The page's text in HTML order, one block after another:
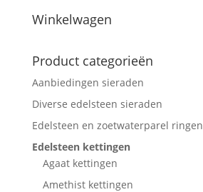
Winkelwagen
Product categorieën
Aanbiedingen sieraden
Diverse edelsteen sieraden
Edelsteen en zoetwaterparel ringen
Edelsteen kettingen
Agaat kettingen
Amethist kettingen